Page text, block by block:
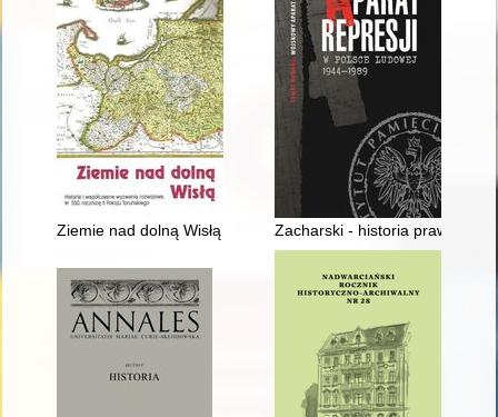
Ziemie nad dolną Wisłą przed wojną trzynastoletnią
Zacharski - historia